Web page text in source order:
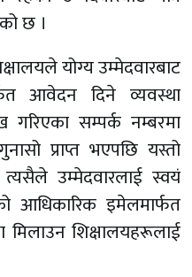
छ ।
योग्य उम्मेदवारबाट
आवेदन दिने व्यवस्था
सम्पर्क नम्बरमा
प्राप्त भएपछि यस्तो
त्यसैले उम्मेदवारलाई स्वयं
आधिकारिक इमेलमार्फत
शिक्षालयहरूलाई